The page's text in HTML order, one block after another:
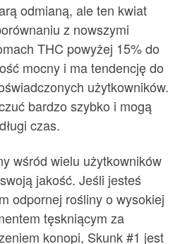
odmianą, ale ten kwiat
z nowszymi
THC powyżej 15% do
mocny i ma tendencję do
użytkowników.
bardzo szybko i mogą
czas.
wśród wielu użytkowników
jakość. Jeśli jesteś
odpornej rośliny o wysokiej
tęskniącym za
konopi, Skunk #1 jest